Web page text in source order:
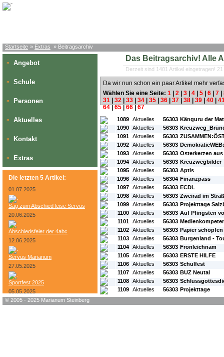
Startseite » Extras » Beitragsarchiv
» Angebot
» Schule
» Personen
» Aktuelles
» Kontakt
» Extras
Die letzten 5 Artikel:
01.07.2025
Sag zum Abschied leise Servus
20.06.2025
Abschiedsfeier der 4abc
12.06.2025
Servus Marianum
27.05.2025
Sportfest 2025
05.05.2025
Das Beitragsarchiv! Alle
Derzeit sind 1401 Artikel eingetragen!
Da wir nun schon ein paar Artikel mehr
Wählen Sie eine Seite: 1 2 3 4 5 6 7
31
32 33 34 35 36 37 38 39 40
64|65|66|67
#L: #ID: #Rubrik:
1089 Aktuelles 56303 Känguru der
1090 Aktuelles 56303
1091 Aktuelles 56303
1092 Aktuelles 56303
1093 Aktuelles 56303 Osterkerzen
1094 Aktuelles 56303 Kreuzwegbilder
1095 Aktuelles 56303 Aptis
1096 Aktuelles 56304 Finanzpass
1097 Aktuelles 56303 ECDL
1098 Aktuelles 56303 Zweirad im
1099 Aktuelles 56303 Projekttage
1100 Aktuelles 56303 Auf Pfingsten
1101 Aktuelles 56303
1102 Aktuelles 56303 Papier schöpfen
1103 Aktuelles 56303 Burgenland -
1104 Aktuelles 56303 Fronleichnam
1105 Aktuelles 56303 ERSTE HILFE
1106 Aktuelles 56303 Schulfest
1107 Aktuelles 56303 BUZ Neutal
1108 Aktuelles 56303
1109 Aktuelles 56303 Projekttage
© 2005 - 2025 Marianum Steinberg